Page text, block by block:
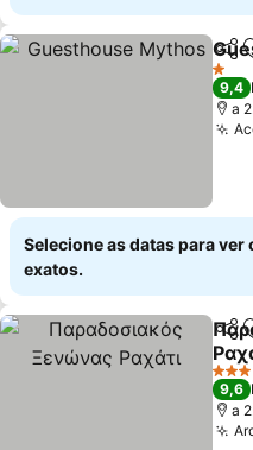
1
9,4
a
Selecione as datas para ver
exatos.
Ver
3
9,6
a